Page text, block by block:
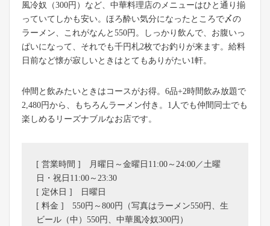
風冷奴（300円）など、中華料理店のメニューはひと通り揃
っていてしかも安い。ほろ酔い気分になったところで〆の
ラーメン、これがなんと550円。しっかり飲んで、お腹いっ
ぱいになって、それでも千円札2枚でお釣りが来ます。給料
日前など懐が寂しいときはとてもありがたい1軒。
仲間と飲みたいときはコースがお得。6品+2時間飲み放題で
2,480円から、もちろんラーメン付き。1人でも仲間同士でも
楽しめるリーズナブルなお店です。
[ 営業時間 ] 月曜日～金曜日11:00～24:00／土曜
日・祝日11:00～23:30
[ 定休日 ] 日曜日
[ 料金 ] 550円～800円（写真はラーメン550円、生
ビール（中）550円、中華風冷奴300円）